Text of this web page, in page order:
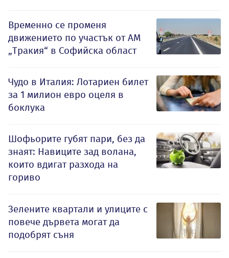
Временно се променя
движението по участък от АМ
„Тракия“ в Софийска област
Чудо в Италия: Лотариен билет
за 1 милион евро оцеля в
боклука
Шофьорите губят пари, без да
знаят: Навиците зад волана,
които вдигат разхода на
гориво
Зелените квартали и улиците с
повече дървета могат да
подобрят съня